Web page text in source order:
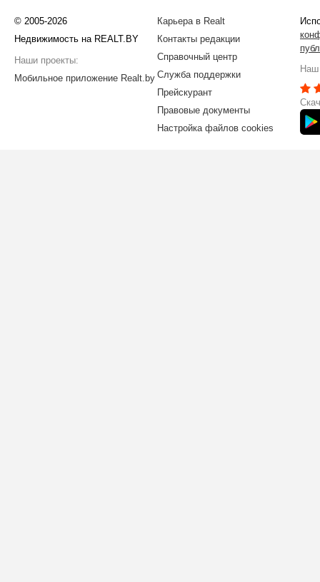
© 2005-2026
Недвижимость на REALT.BY
Наши проекты:
Мобильное приложение Realt.by
Карьера в Realt
Контакты редакции
Справочный центр
Служба поддержки
Прейскурант
Правовые документы
Настройка файлов cookies
Наш